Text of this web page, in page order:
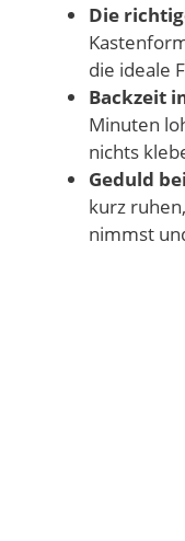
Die
die ideale
Backzeit
Minuten
nichts
Geduld
kurz
nimmst